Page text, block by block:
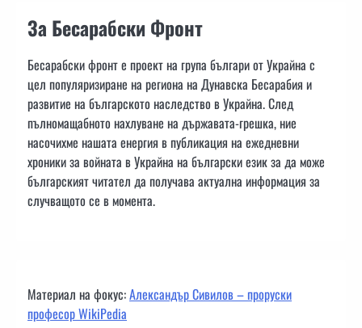
За Бесарабски Фронт
Бесарабски фронт е проект на група българи от Украйна с
цел популяризиране на региона на Дунавска Бесарабия и
развитие на българското наследство в Украйна. След
пълномащабното нахлуване на държавата-грешка, ние
насочихме нашата енергия в публикация на ежедневни
хроники за войната в Украйна на български език за да може
българският читател да получава актуална информация за
случващото се в момента.
Материал на фокус:Александър Сивилов – проруски
професор WikiPedia